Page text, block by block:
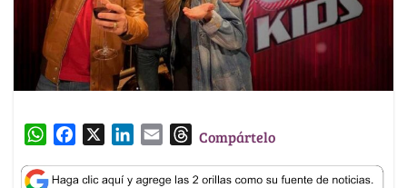
W
a
c
n
a
T
r
Compártelo